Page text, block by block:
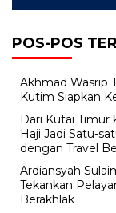
POS-POS
Akhmad Wasrip
Kutim Siapkan
Dari Kutai Timur
Haji Jadi Satu-
dengan Travel
Ardiansyah
Tekankan
Berakhlak